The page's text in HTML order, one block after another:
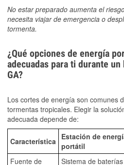
No estar preparado aumenta el
necesita viajar de emergencia o
tormenta.
¿Qué opciones de energía
adecuadas para ti durante un
GA?
Los cortes de energía son comunes
tormentas tropicales. Elegir la
adecuada depende de:
Característica
Estación de
portátil
Fuente de Sistema de baterías